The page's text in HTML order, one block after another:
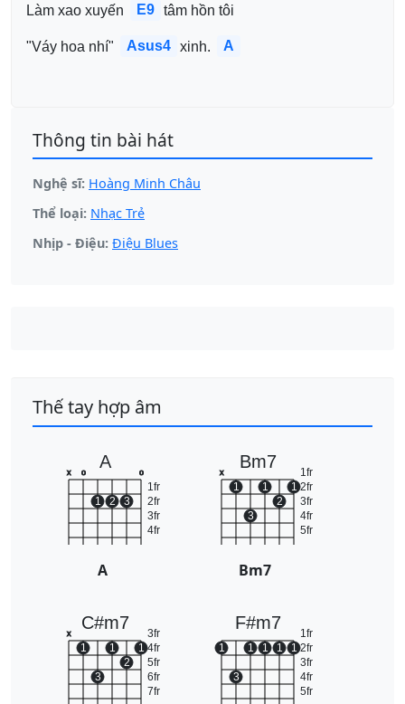
Làm xao xuyến E9 tâm hồn tôi
"Váy hoa nhí" Asus4 xinh. A
Thông tin bài hát
Nghệ sĩ: Hoàng Minh Châu
Thể loại: Nhạc Trẻ
Nhịp - Điệu: Điệu Blues
Thế tay hợp âm
A
1fr
2fr
3fr
4fr
x o
1 2 3
o
A
Bm7
1fr
2fr
3fr
4fr
5fr
x
1
3
1
2
1
Bm7
C#m7
3fr
4fr
5fr
6fr
7fr
x
1
3
1
2
1
F#m7
1fr
2fr
3fr
4fr
5fr
1
3
1 1 1 1